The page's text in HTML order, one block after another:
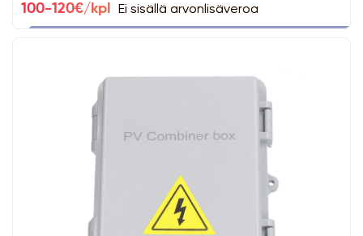
100-120€/kpl Ei sisällä arvonlisäveroa